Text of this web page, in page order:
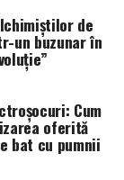
de
un buzunar în
Cum
oferită
bat cu pumnii